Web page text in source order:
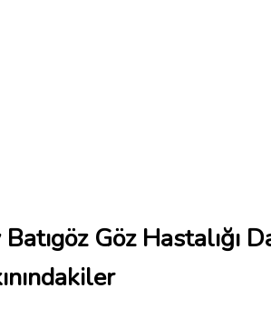
Göz Hastalığı